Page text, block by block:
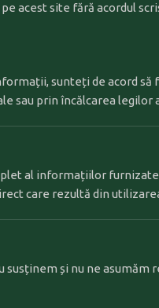
acest site fără acordul
sunteți de acord
sau prin încălcarea legilor
al informațiilor
care rezultă din
și nu ne